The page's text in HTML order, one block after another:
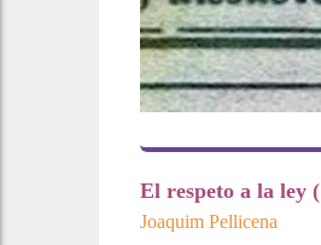
El respeto a la ley
Joaquim Pellicena